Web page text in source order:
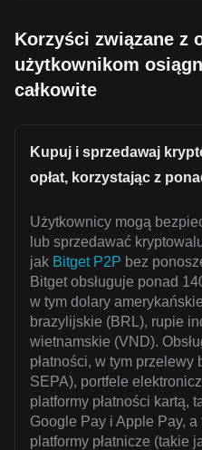
Korzyści związane z
użytkownikom
całkowite
Kupuj i sprzedawaj
opłat, korzystając z
Użytkownicy mogą
lub sprzedawać
jak Bitget P2P bez
Bitget obsługuje ponad
w tym dolary
brazylijskie (BRL), rupie
wietnamskie (VND).
płatności, w tym
SEPA), portfele
platformy płatności kartą,
Google Pay i Apple Pay, a
platformy płatnicze (takie